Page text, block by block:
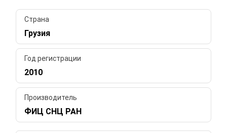
Страна
Грузия
Год регистрации
2010
Производитель
ФИЦ СНЦ РАН